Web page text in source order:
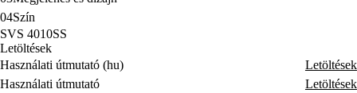
04Szín
SVS 4010SS
Letöltések
Használati útmutató (hu)
Letöltések
Használati útmutató
Letöltések